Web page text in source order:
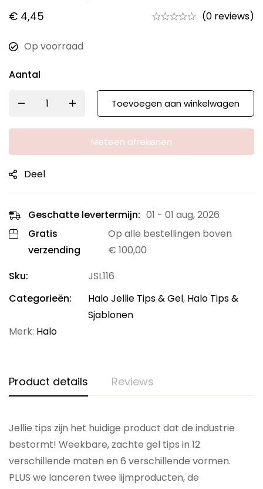
€ 4,45 (0 reviews)
Op voorraad
Aantal
Toevoegen aan winkelwagen
Meteen afrekenen
Deel
Geschatte levertermijn: 01 - 01 aug, 2026
Gratis
verzending
Op alle bestellingen boven
€ 100,00
Sku:
JSL116
Categorieën:
Halo Jellie Tips & Gel, Halo Tips &
Sjablonen
Merk: Halo
Product details Reviews
Jellie tips zijn het huidige product dat de industrie
bestormt! Weekbare, zachte gel tips in 12
verschillende maten en 6 verschillende vormen.
PLUS we lanceren twee lijmproducten, de